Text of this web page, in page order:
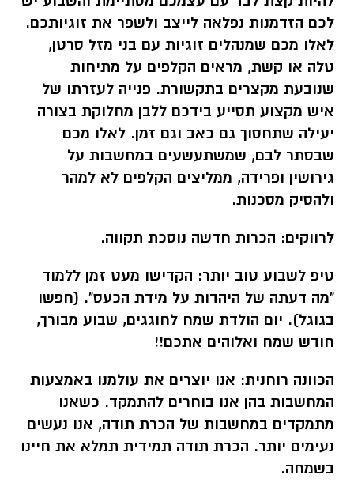
לכם הזדמנות נפלאה לייצב ולשפר את זוגיותכם.
לאלו מכם שמנהלים זוגיות עם בני מזל סרטן,
טלה או קשת, מראים הקלפים על מתיחות
שנובעת מקצרים בתקשורת. פנייה לעזרתו של
איש מקצוע תסייע בידכם ללבן מחלוקת בצורה
יעילה שתחסוך גם כאב וגם זמן. לאלו מכם
שבסתר לבם, שמשתעשעים במחשבות על
גירושין ופרידה, ממליצים הקלפים לא למהר
ולהסיק מסכנות.
לרווקים: הכרות חדשה נוסכת תקווה.
טיפ לשבוע טוב יותר: הקדישו מעט זמן ללמוד
"מה דעתה של היהדות על מידת הכעס". (חפשו
בגוגל). יום הולדת שמח לחוגגים, שבוע מבורך,
חודש שמח ואלוהים אתכם!!
הכוונה רוחנית: אנו יוצרים את עולמנו באמצעות
המחשבות בהן אנו בוחרים להתמקד. כשאנו
מתמקדים במחשבות של הכרת תודה, אנו נעשים
נעימים יותר. הכרת תודה תמידית תמלא את חיינו
בשמחה.